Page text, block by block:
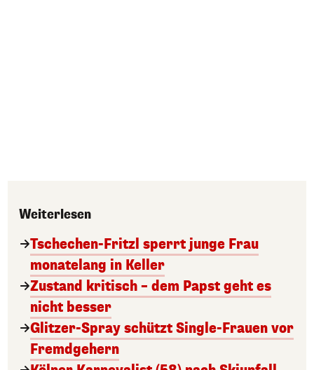
Weiterlesen
Tschechen-Fritzl sperrt junge Frau
monatelang in Keller
Zustand kritisch – dem Papst geht es
nicht besser
Glitzer-Spray schützt Single-Frauen vor
Fremdgehern